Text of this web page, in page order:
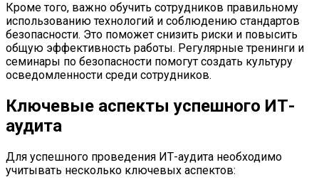
Кроме того, важно обучить сотрудников правильному
использованию технологий и соблюдению стандартов
безопасности. Это поможет снизить риски и повысить
общую эффективность работы. Регулярные тренинги и
семинары по безопасности помогут создать культуру
осведомленности среди сотрудников.
Ключевые аспекты успешного ИТ-
аудита
Для успешного проведения ИТ-аудита необходимо
учитывать несколько ключевых аспектов: